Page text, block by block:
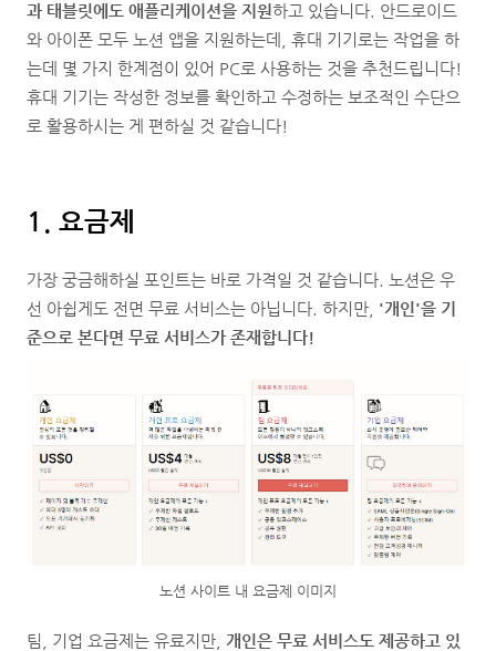
과 태블릿에도 애플리케이션을 지원하고 있습니다. 안드로이드
와 아이폰 모두 노션 앱을 지원하는데, 휴대 기기로는 작업을 하
는데 몇 가지 한계점이 있어 PC로 사용하는 것을 추천드립니다!
휴대 기기는 작성한 정보를 확인하고 수정하는 보조적인 수단으
로 활용하시는 게 편하실 것 같습니다!
1. 요금제
가장 궁금해하실 포인트는 바로 가격일 것 같습니다. 노션은 우
선 아쉽게도 전면 무료 서비스는 아닙니다. 하지만, '개인'을 기
준으로 본다면 무료 서비스가 존재합니다!
노션 사이트 내 요금제 이미지
팀, 기업 요금제는 유료지만, 개인은 무료 서비스도 제공하고 있